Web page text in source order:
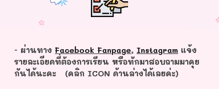
- ผ่านทาง Facebook Fanpage, Instagram แจ้ง
รายละเอียดที่ต้องการเรียน หรือทักมาสอบถามมาคุย
กันได้นะคะ (คลิก ICON ด้านล่างได้เลยค่ะ)